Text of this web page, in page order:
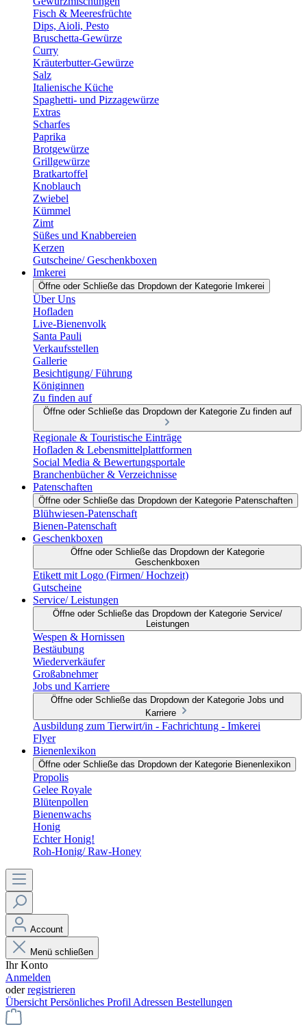
Fisch & Meeresfrüchte
Dips, Aioli, Pesto
Bruschetta-Gewürze
Curry
Kräuterbutter-Gewürze
Salz
Italienische Küche
Spaghetti- und Pizzagewürze
Extras
Scharfes
Paprika
Brotgewürze
Grillgewürze
Bratkartoffel
Knoblauch
Zwiebel
Kümmel
Zimt
Süßes und Knabbereien
Kerzen
Gutscheine/ Geschenkboxen
Imkerei
Öffne oder Schließe das Dropdown der Kategorie Imkerei
Über Uns
Hofladen
Live-Bienenvolk
Santa Pauli
Verkaufsstellen
Gallerie
Besichtigung/ Führung
Königinnen
Zu finden auf
Öffne oder Schließe das Dropdown der Kategorie Zu finden auf
Regionale & Touristische Einträge
Hofladen & Lebensmittelplattformen
Social Media & Bewertungsportale
Branchenbücher & Verzeichnisse
Patenschaften
Öffne oder Schließe das Dropdown der Kategorie Patenschaften
Blühwiesen-Patenschaft
Bienen-Patenschaft
Geschenkboxen
Öffne oder Schließe das Dropdown der Kategorie
Geschenkboxen
Etikett mit Logo (Firmen/ Hochzeit)
Gutscheine
Service/ Leistungen
Öffne oder Schließe das Dropdown der Kategorie Service/
Leistungen
Wespen & Hornissen
Bestäubung
Wiederverkäufer
Großabnehmer
Jobs und Karriere
Öffne oder Schließe das Dropdown der Kategorie Jobs und
Karriere
Ausbildung zum Tierwirt/in - Fachrichtung - Imkerei
Flyer
Bienenlexikon
Öffne oder Schließe das Dropdown der Kategorie Bienenlexikon
Propolis
Gelee Royale
Blütenpollen
Bienenwachs
Honig
Echter Honig!
Roh-Honig/ Raw-Honey
Account
Menü schließen
Ihr Konto
Anmelden
oderregistrieren
Übersicht Persönliches Profil Adressen Bestellungen